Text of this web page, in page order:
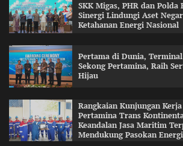
SKK Migas, PHR dan Polda
Sinergi Lindungi Aset
Ketahanan Energi Nasional
Pertama di Dunia,
Sekong Pertamina, Raih
Hijau
Rangkaian Kunjungan
Pertamina Trans
Keandalan Jasa Maritim
Mendukung Pasokan